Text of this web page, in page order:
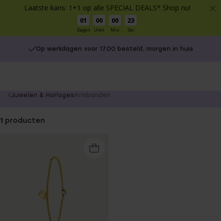
Laatste kans: 1+1 op alle SPECIAL DEALS* Shop nu!
01
Dagen
00
Uren
00
Min
23
Sec
Op werkdagen voor 17.00 besteld, morgen in huis
You
here:
Juwelen & HorlogesArmbanden
1 producten